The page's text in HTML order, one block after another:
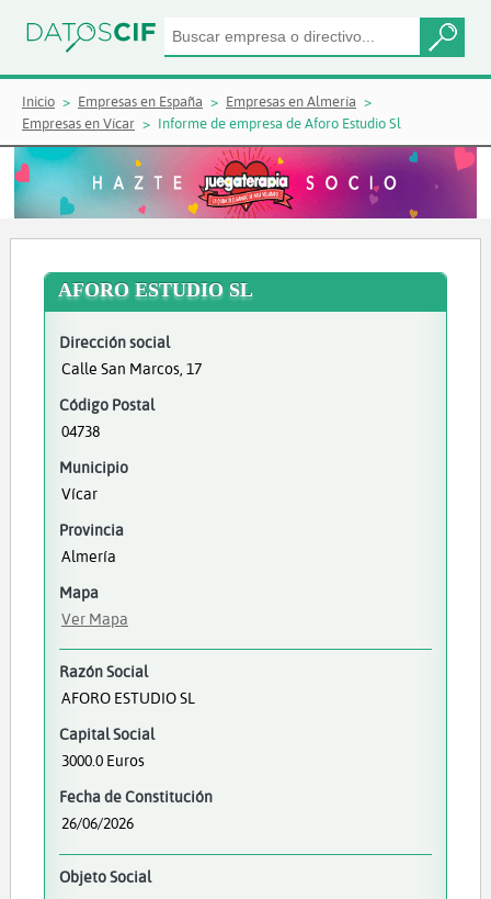
Inicio Empresas en España
Empresas en Almería
Empresas en Vícar
Informe de empresa de Aforo Estudio Sl
AFORO ESTUDIO SL
Dirección social
Calle San Marcos, 17
Código Postal
04738
Municipio
Vícar
Provincia
Almería
Mapa
Ver Mapa
Razón Social
AFORO ESTUDIO SL
Capital Social
3000.0 Euros
Fecha de Constitución
26/06/2026
Objeto Social